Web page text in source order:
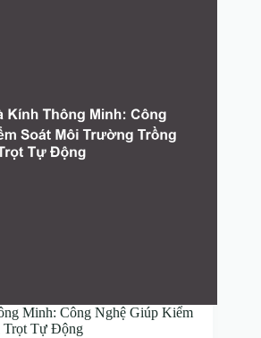
Minh: Công Nghệ Giúp Kiểm
Trọt Tự Động